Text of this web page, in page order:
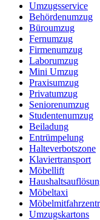
Umzugsservice
Behördenumzug
Büroumzug
Fernumzug
Firmenumzug
Laborumzug
Mini Umzug
Praxisumzug
Privatumzug
Seniorenumzug
Studentenumzug
Beiladung
Entrümpelung
Halteverbotszone
Klaviertransport
Möbellift
Möbeltaxi
Umzugskartons